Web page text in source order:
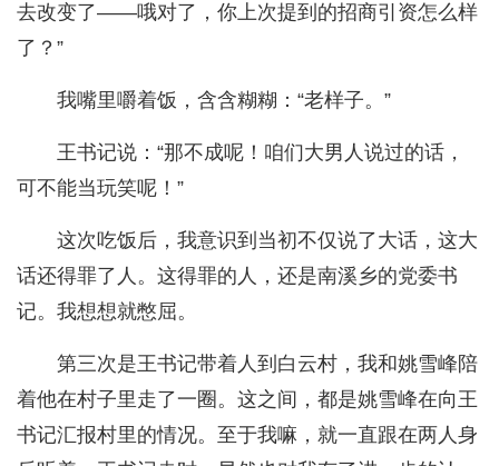
去改变了——哦对了，你上次提到的招商引资怎么样
了？”
我嘴里嚼着饭，含含糊糊：“老样子。”
王书记说：“那不成呢！咱们大男人说过的话，
可不能当玩笑呢！”
这次吃饭后，我意识到当初不仅说了大话，这大
话还得罪了人。这得罪的人，还是南溪乡的党委书
记。我想想就憋屈。
第三次是王书记带着人到白云村，我和姚雪峰陪
着他在村子里走了一圈。这之间，都是姚雪峰在向王
书记汇报村里的情况。至于我嘛，就一直跟在两人身